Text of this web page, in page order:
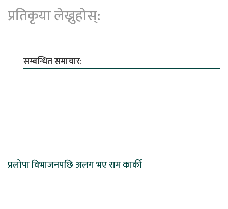
प्रतिकृया लेख्नुहोस्:
सम्बन्धित समाचार:
प्रलोपा विभाजनपछि अलग भए राम कार्की